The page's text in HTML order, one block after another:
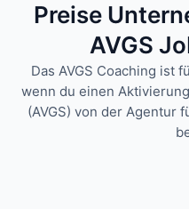
Preise
AVGS
Das AVGS Coaching ist
wenn du einen
(AVGS) von der Agentur